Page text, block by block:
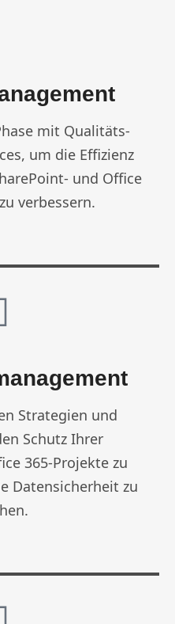
mit Qualitäts-
um die Effizienz
und Office
verbessern.
Strategien und
Schutz Ihrer
365-Projekte zu
Datensicherheit zu